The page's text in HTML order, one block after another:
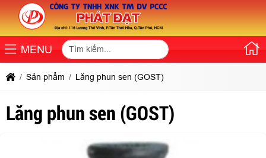
MENU
Sản phẩm Lăng phun sen (GOST)
Lăng phun sen (GOST)